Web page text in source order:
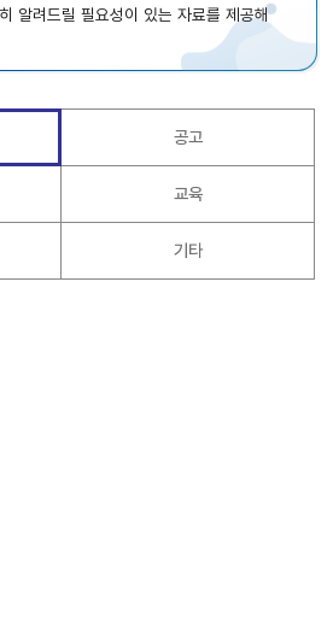
알려드릴 필요성이 있는 자료를 제공해
공고
교육
기타